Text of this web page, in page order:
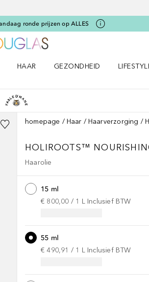
ronde prijzen op ALLES
HAAR
GEZONDHEID
homepage Haar Haarverzorging
HOLIROOTS™
Haarolie
15 ml
€ 800,00 / 1 L Inclusief BTW
55 ml
€ 490,91 / 1 L Inclusief BTW